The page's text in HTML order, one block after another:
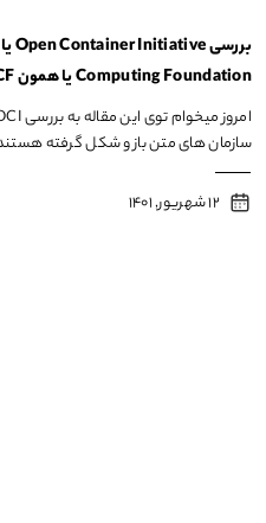
Computing Foundation یا همون CNCF
سازمان های متن باز و شکل گرفته
12 شهریور, 1401